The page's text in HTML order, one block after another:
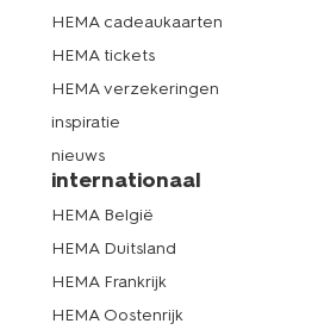
HEMA cadeaukaarten
HEMA tickets
HEMA verzekeringen
inspiratie
nieuws
internationaal
HEMA België
HEMA Duitsland
HEMA Frankrijk
HEMA Oostenrijk